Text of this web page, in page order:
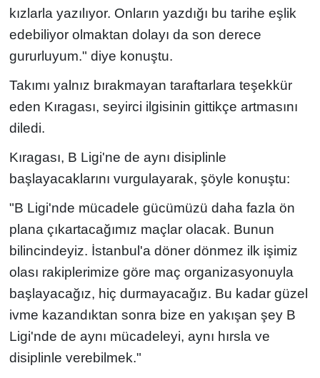
kızlarla yazılıyor. Onların yazdığı bu tarihe eşlik
edebiliyor olmaktan dolayı da son derece
gururluyum." diye konuştu.
Takımı yalnız bırakmayan taraftarlara teşekkür
eden Kıragası, seyirci ilgisinin gittikçe artmasını
diledi.
Kıragası, B Ligi'ne de aynı disiplinle
başlayacaklarını vurgulayarak, şöyle konuştu:
"B Ligi'nde mücadele gücümüzü daha fazla ön
plana çıkartacağımız maçlar olacak. Bunun
bilincindeyiz. İstanbul'a döner dönmez ilk işimiz
olası rakiplerimize göre maç organizasyonuyla
başlayacağız, hiç durmayacağız. Bu kadar güzel
ivme kazandıktan sonra bize en yakışan şey B
Ligi'nde de aynı mücadeleyi, aynı hırsla ve
disiplinle verebilmek."